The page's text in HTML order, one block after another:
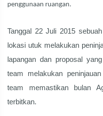
penggunaan ruangan.
Tanggal 22 Juli 2015
lokasi utuk melakukan
lapangan dan proposal
team melakukan
team memastikan bulan
terbitkan.